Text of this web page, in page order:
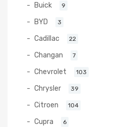
Buick 9
BYD 3
Cadillac 22
Changan 7
Chevrolet 103
Chrysler 39
Citroen 104
Cupra 6